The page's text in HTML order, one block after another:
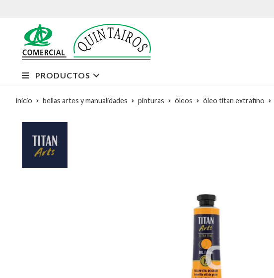
PRODUCTOS
inicio bellas artes y manualidades pinturas óleos óleo titan extrafino